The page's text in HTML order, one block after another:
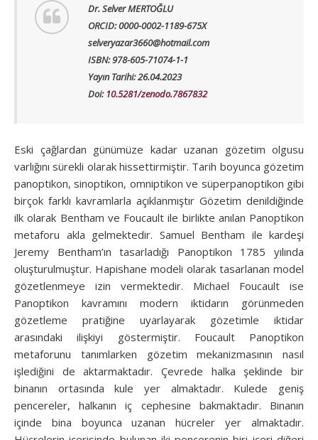
Dr. Selver MERTOĞLU
ORCID: 0000-0002-1189-675X
selveryazar3660@hotmail.com
ISBN: 978-605-71074-1-1
Yayın Tarihi: 26.04.2023
Doi: 10.5281/zenodo.7867832
Eski çağlardan günümüze kadar uzanan gözetim olgusu
varlığını sürekli olarak hissettirmiştir. Tarih boyunca gözetim
panoptikon, sinoptikon, omniptikon ve süperpanoptikon gibi
birçok farklı kavramlarla açıklanmıştır Gözetim denildiğinde
ilk olarak Bentham ve Foucault ile birlikte anılan Panoptikon
metaforu akla gelmektedir. Samuel Bentham ile kardeşi
Jeremy Bentham’ın tasarladığı Panoptikon 1785 yılında
oluşturulmuştur. Hapishane modeli olarak tasarlanan model
gözetlenmeye izin vermektedir. Michael Foucault ise
Panoptikon kavramını modern iktidarın görünmeden
gözetleme pratiğine uyarlayarak gözetimle iktidar
arasındaki ilişkiyi göstermiştir. Foucault Panoptikon
metaforunu tanımlarken gözetim mekanizmasının nasıl
işlediğini de aktarmaktadır. Çevrede halka şeklinde bir
binanın ortasında kule yer almaktadır. Kulede geniş
pencereler, halkanın iç cephesine bakmaktadır. Binanın
içinde bina boyunca uzanan hücreler yer almaktadır.